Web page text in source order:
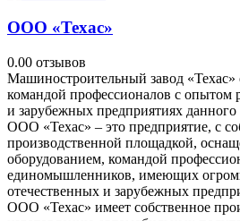
ООО «Техас»
0.00 отзывов
Машиностроительный завод «Техас»
командой профессионалов с опытом
и зарубежных предприятиях данного
ООО «Техас» – это предприятие, с
производственной площадкой,
оборудованием, командой
единомышленников, имеющих
отечественных и зарубежных
ООО «Техас» имеет собственное